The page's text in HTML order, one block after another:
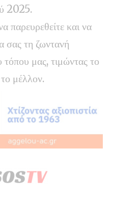
2025.
παρευρεθείτε και να
σας τη ζωντανή
τόπου μας, τιμώντας το
μέλλον.